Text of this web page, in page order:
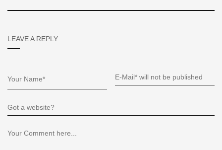
LEAVE A REPLY